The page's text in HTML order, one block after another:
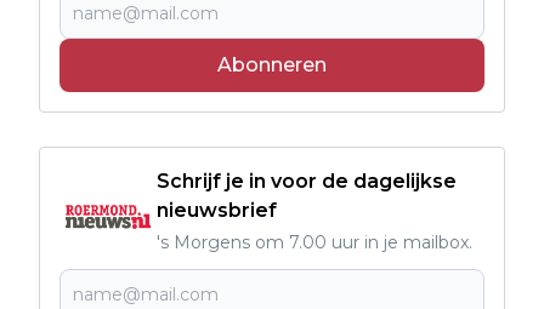
Abonneren
Schrijf je in voor de dagelijkse
nieuwsbrief
's Morgens om 7.00 uur in je mailbox.